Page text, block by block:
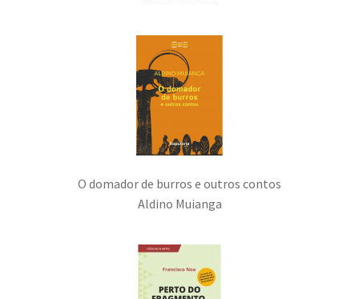
O domador de burros e outros contos
Aldino Muianga